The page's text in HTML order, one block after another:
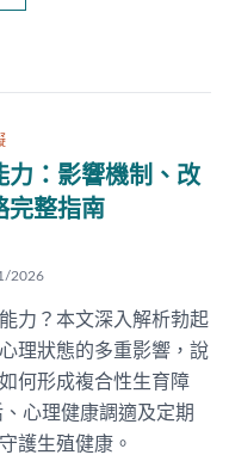
力：影響機制、改
完整指南
2026
力？本文深入解析勃起
理狀態的多重影響，說
何形成複合性生育障
心理健康調適及定期
護生殖健康。